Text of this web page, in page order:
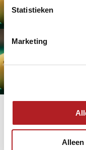
Statistieken
Marketing
Alleen
32